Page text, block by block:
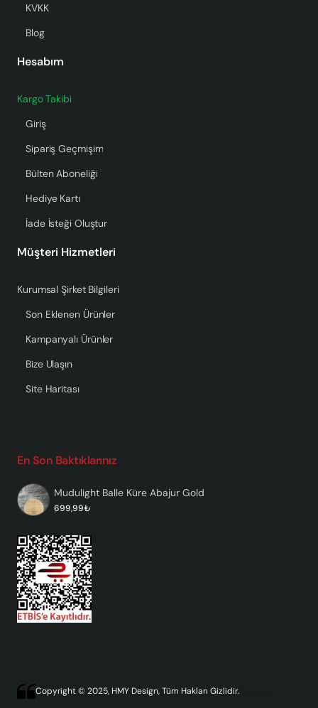
KVKK
Blog
Hesabım
Kargo Takibi
Giriş
Sipariş Geçmişim
Bülten Aboneliği
Hediye Kartı
İade İsteği Oluştur
Müşteri Hizmetleri
Kurumsal Şirket Bilgileri
Son Eklenen Ürünler
Kampanyalı Ürünler
Bize Ulaşın
Site Haritası
En Son Baktıklarınız
Mudulight Balle Küre Abajur Gold
699,99₺
Copyright © 2025, HMY Design, Tüm Hakları Gizlidir.